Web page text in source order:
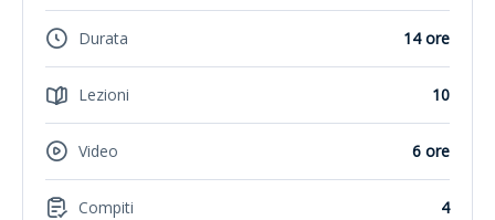
Durata 14 ore
Lezioni 10
Video 6 ore
Compiti 4